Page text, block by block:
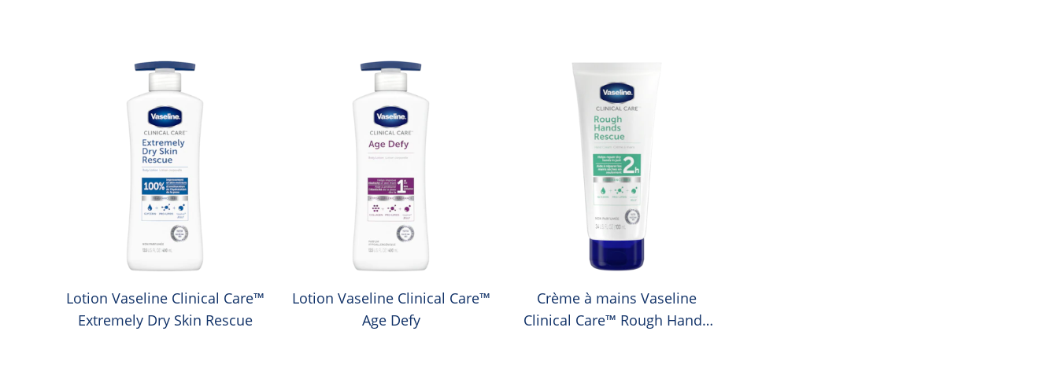
Lotion Vaseline Clinical Care™
Extremely Dry Skin Rescue
Lotion Vaseline Clinical Care™
Age Defy
Crème à mains Vaseline
Clinical Care™ Rough Hands